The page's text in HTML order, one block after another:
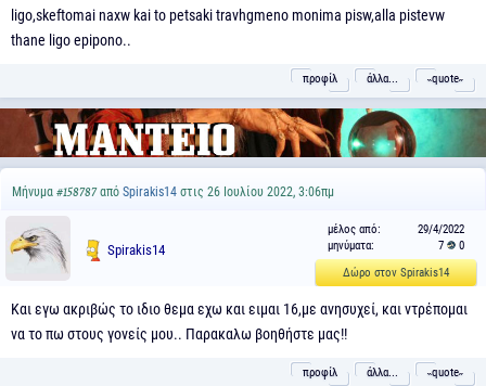
ligo,skeftomai naxw kai to petsaki travhgmeno monima pisw,alla pistevw
thane ligo epipono..
προφίλ άλλα... ˵quote˶
Μήνυμα #158787από Spirakis14 στις 26 Ιουλίου 2022, 3:06πμ
Spirakis14
μέλος από:
29/4/2022
μηνύματα:
7
0
Δώρο στον Spirakis14
Και εγω ακριβώς το ιδιο θεμα εχω και ειμαι 16,με ανησυχεί, και ντρέπομαι
να το πω στους γονείς μου.. Παρακαλω βοηθήστε μας!!
προφίλ άλλα... ˵quote˶